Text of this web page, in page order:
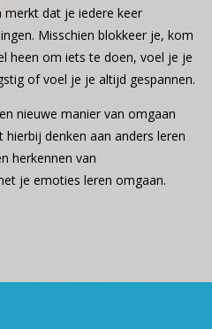
merkt dat je iedere keer
Misschien blokkeer je, kom
heen om iets te doen, voel je je
of voel je je altijd gespannen.
nieuwe manier van omgaan
denken aan anders leren
herkennen van
je emoties leren omgaan.